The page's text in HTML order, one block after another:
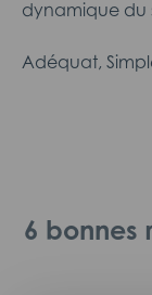
dynamique du
Adéquat,
6 bonnes